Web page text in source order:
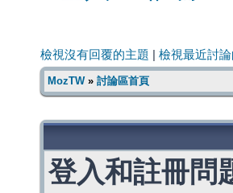
檢視沒有回覆的主題 檢視最近討論
MozTW» 討論區首頁
登入和註冊問